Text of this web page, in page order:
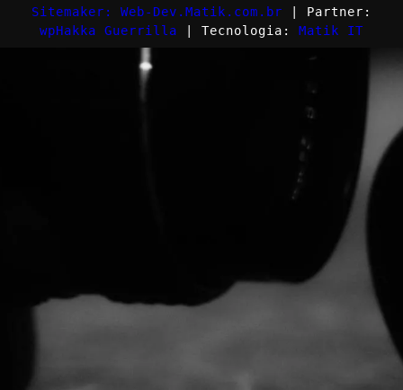
Sitemaker: Web-Dev.Matik.com.br | Partner:
wpHakka Guerrilla | Tecnologia: Matik IT